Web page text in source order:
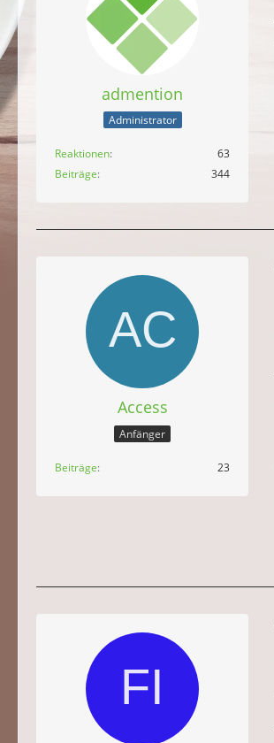
admention
Administrator
Reaktionen
63
Beiträge
344
Access
Anfänger
Beiträge 23